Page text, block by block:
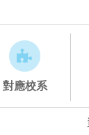
對應校系